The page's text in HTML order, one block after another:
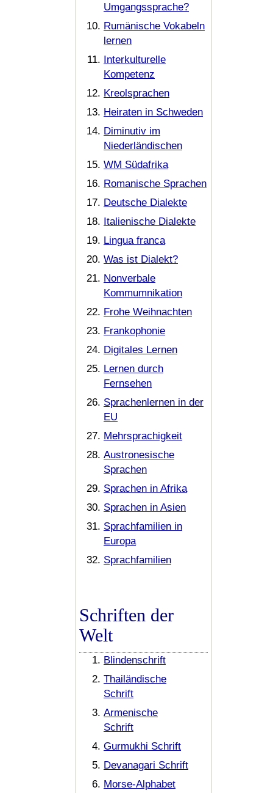
Umgangssprache?
Rumänische Vokabeln
lernen
Interkulturelle
Kompetenz
Kreolsprachen
Heiraten in Schweden
Diminutiv im
Niederländischen
WM Südafrika
Romanische Sprachen
Deutsche Dialekte
Italienische Dialekte
Lingua franca
Was ist Dialekt?
Nonverbale
Kommumnikation
Frohe Weihnachten
Frankophonie
Digitales Lernen
Lernen durch
Fernsehen
Sprachenlernen in der
EU
Mehrsprachigkeit
Austronesische
Sprachen
Sprachen in Afrika
Sprachen in Asien
Sprachfamilien in
Europa
Sprachfamilien
Schriften der
Welt
Blindenschrift
Thailändische
Schrift
Armenische
Schrift
Gurmukhi Schrift
Devanagari Schrift
Morse-Alphabet